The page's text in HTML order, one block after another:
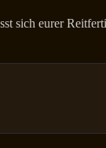
sich eurer